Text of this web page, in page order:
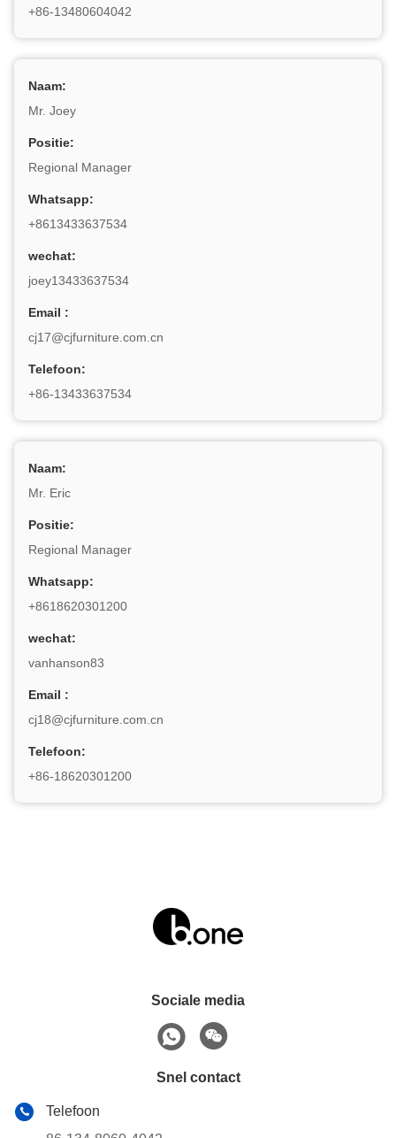
+86-13480604042
Naam:
Mr. Joey
Positie:
Regional Manager
Whatsapp:
+8613433637534
wechat:
joey13433637534
Email :
cj17@cjfurniture.com.cn
Telefoon:
+86-13433637534
Naam:
Mr. Eric
Positie:
Regional Manager
Whatsapp:
+8618620301200
wechat:
vanhanson83
Email :
cj18@cjfurniture.com.cn
Telefoon:
+86-18620301200
Sociale media
Snel contact
Telefoon